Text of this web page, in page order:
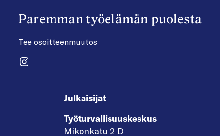
Paremman työelämän puolesta
Tee osoitteenmuutos
Instagram
Julkaisijat
Työturvallisuuskeskus
Mikonkatu 2 D